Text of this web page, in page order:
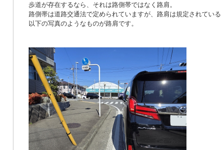
歩道が存在するなら、それは路側帯ではなく路肩。
路側帯は道路交通法で定められていますが、路肩は規定されてい
以下の写真のようなものが路肩です。